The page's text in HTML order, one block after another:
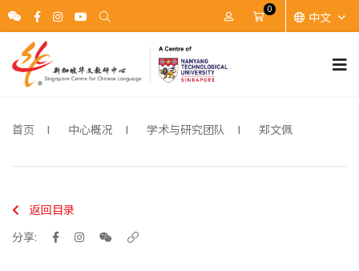
账户 Cart
0
中文
首页 中心概况 学术与研究团队 郑文佩
返回目录
分享: